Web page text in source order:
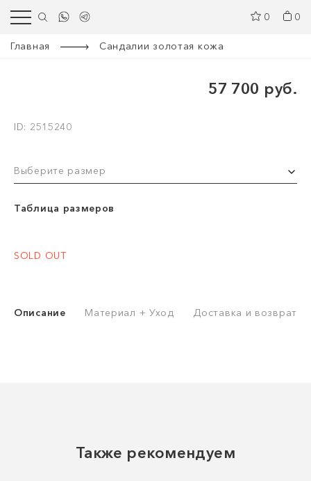
0 0
Главная Cандалии золотая кожа
57 700 руб.
ID: 2515240
Выберите размер
Таблица размеров
SOLD OUT
Описание Материал + Уход Доставка и возврат
Также рекомендуем